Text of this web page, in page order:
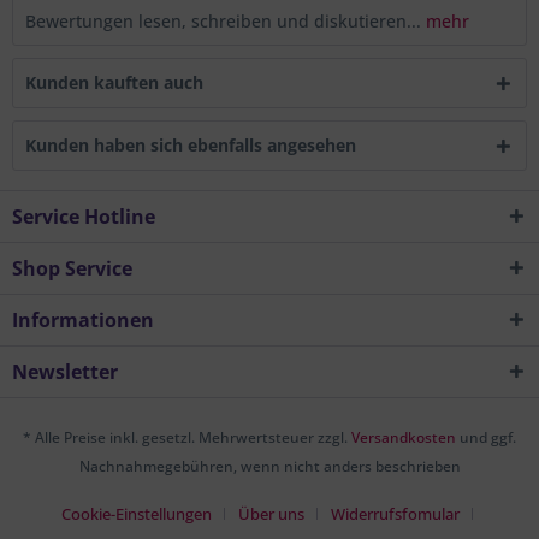
Bewertungen lesen, schreiben und diskutieren... mehr
Kunden kauften auch
Kunden haben sich ebenfalls angesehen
Service Hotline
Shop Service
Informationen
Newsletter
* Alle Preise inkl. gesetzl. Mehrwertsteuer zzgl. Versandkosten und ggf.
Nachnahmegebühren, wenn nicht anders beschrieben
Cookie-Einstellungen Über uns Widerrufsfomular